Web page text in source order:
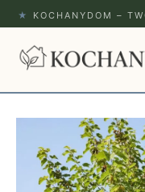
★ KOCHANYDOM –